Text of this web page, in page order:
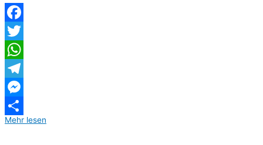
Facebook
Twitter
WhatsApp
Telegram
Messenger
Teilen
Mehr lesen